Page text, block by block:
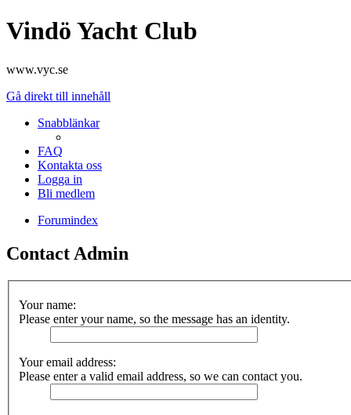
Vindö Yacht Club
www.vyc.se
Gå direkt till innehåll
Snabblänkar
FAQ
Kontakta oss
Logga in
Bli medlem
Forumindex
Contact Admin
Your name:
Please enter your name, so the message has an identity.
Your email address:
Please enter a valid email address, so we can contact you.